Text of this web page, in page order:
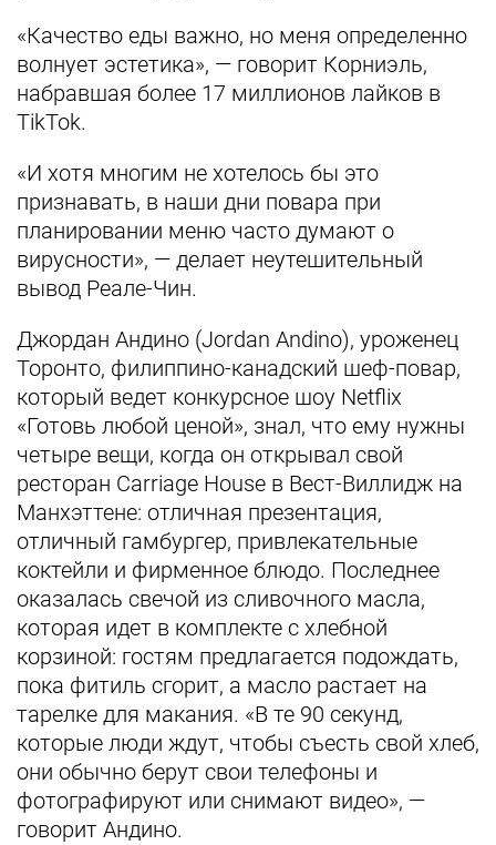
«Качество еды важно, но меня определенно
волнует эстетика», — говорит Корниэль,
набравшая более 17 миллионов лайков в
TikTok.
«И хотя многим не хотелось бы это
признавать, в наши дни повара при
планировании меню часто думают о
вирусности», — делает неутешительный
вывод Реале-Чин.
Джордан Андино (Jordan Andino), уроженец
Торонто, филиппино-канадский шеф-повар,
который ведет конкурсное шоу Netflix
«Готовь любой ценой», знал, что ему нужны
четыре вещи, когда он открывал свой
ресторан Carriage House в Вест-Виллидж на
Манхэттене: отличная презентация,
отличный гамбургер, привлекательные
коктейли и фирменное блюдо. Последнее
оказалась свечой из сливочного масла,
которая идет в комплекте с хлебной
корзиной: гостям предлагается подождать,
пока фитиль сгорит, а масло растает на
тарелке для макания. «В те 90 секунд,
которые люди ждут, чтобы съесть свой хлеб,
они обычно берут свои телефоны и
фотографируют или снимают видео», —
говорит Андино.